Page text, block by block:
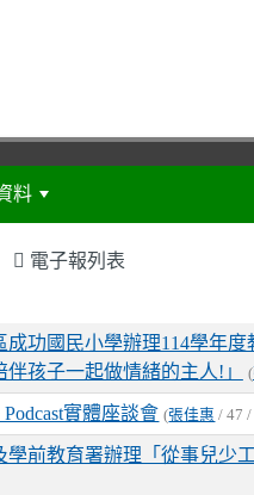
料
電子報列表
成功國民小學辦理114學年
孩子一起做情緒的主人!」
(
實體座談會 (張佳惠 / 47
學前教育署辦理「從事兒少